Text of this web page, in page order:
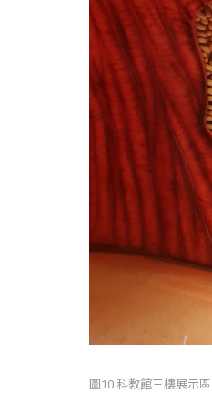
圖10.科教館三樓展示